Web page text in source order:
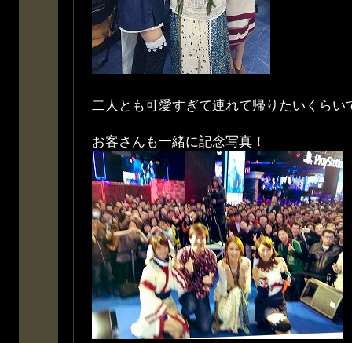
二人とも可愛すぎて連れて帰りたいくらい
お客さんも一緒に記念写真！